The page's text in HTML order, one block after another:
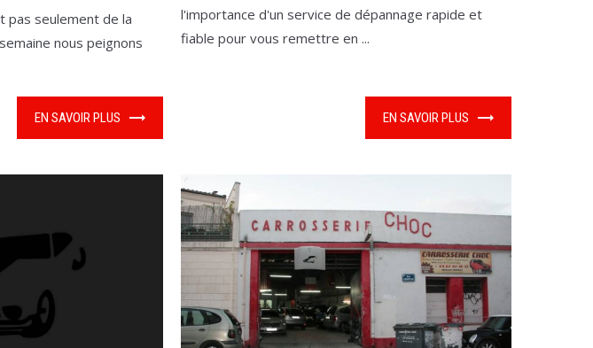
pas seulement de la
nous peignons
EN SAVOIR PLUS
l'importance d'un service de dépannage rapide et
fiable pour vous remettre en ...
EN SAVOIR PLUS